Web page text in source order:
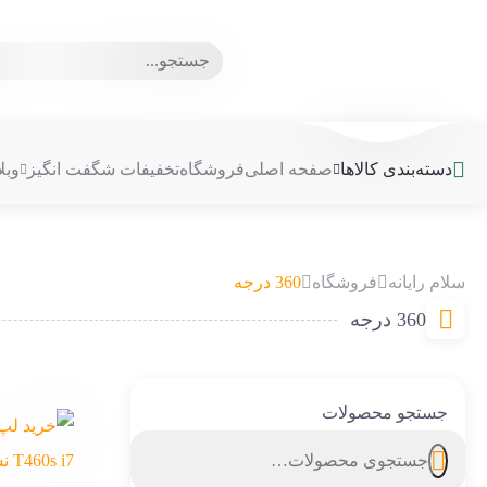
جستجو
دسته‌بندی کالاها صفحه اصلیفروشگاهتخفیفات شگفت انگیز
سلام رایانه فروشگاه 360 درجه
360 درجه
جستجو محصولات
جستجو
برای: